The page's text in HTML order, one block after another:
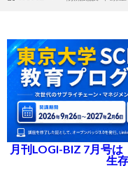
月刊LOGI-BIZ 7月号
生